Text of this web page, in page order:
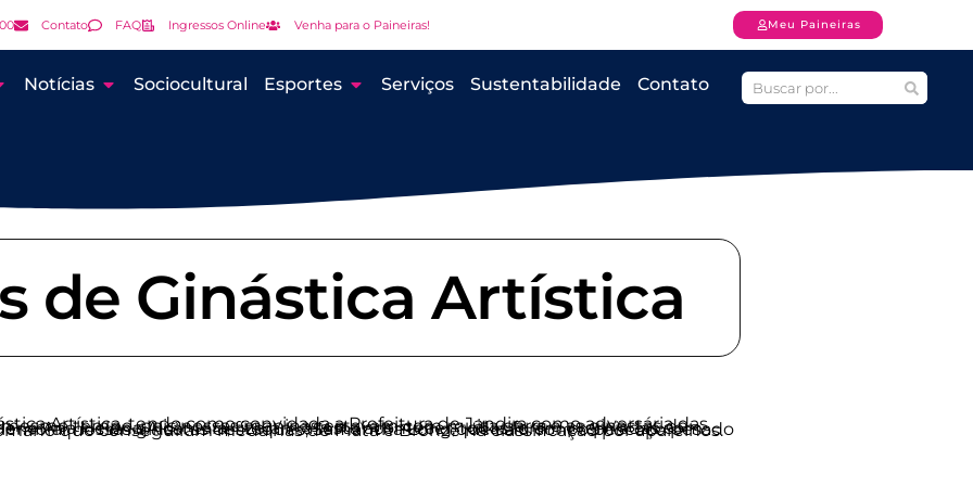
Contato FAQ Ingressos Online Venha para o Paineiras! Meu Paineiras
Notícias Sociocultural Esportes Serviços Sustentabilidade Contato
de Ginástica Artística